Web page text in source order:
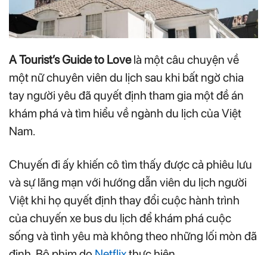
A Tourist’s Guide to Lovelà một câu chuyện về
một nữ chuyên viên du lịch sau khi bất ngờ chia
tay người yêu đã quyết định tham gia một đề án
khám phá và tìm hiểu về ngành du lịch của Việt
Nam.
Chuyến đi ấy khiến cô tìm thấy được cả phiêu lưu
và sự lãng mạn với hướng dẫn viên du lịch người
Việt khi họ quyết định thay đổi cuộc hành trình
của chuyến xe bus du lịch để khám phá cuộc
sống và tình yêu mà không theo những lối mòn đã